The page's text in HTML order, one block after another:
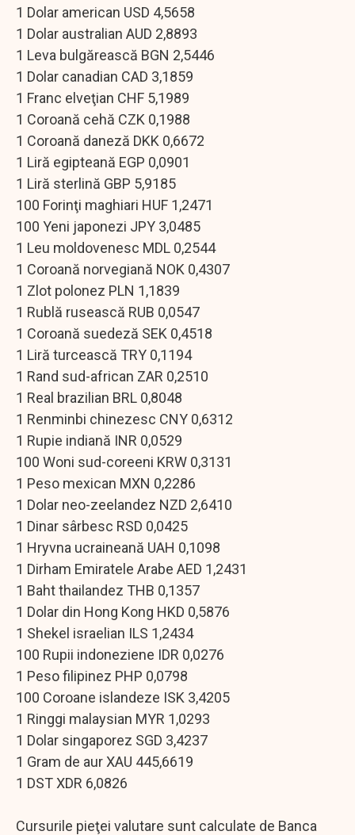
1 Dolar american USD 4,5658
1 Dolar australian AUD 2,8893
1 Leva bulgărească BGN 2,5446
1 Dolar canadian CAD 3,1859
1 Franc elveţian CHF 5,1989
1 Coroană cehă CZK 0,1988
1 Coroană daneză DKK 0,6672
1 Liră egipteană EGP 0,0901
1 Liră sterlină GBP 5,9185
100 Forinţi maghiari HUF 1,2471
100 Yeni japonezi JPY 3,0485
1 Leu moldovenesc MDL 0,2544
1 Coroană norvegiană NOK 0,4307
1 Zlot polonez PLN 1,1839
1 Rublă rusească RUB 0,0547
1 Coroană suedeză SEK 0,4518
1 Liră turcească TRY 0,1194
1 Rand sud-african ZAR 0,2510
1 Real brazilian BRL 0,8048
1 Renminbi chinezesc CNY 0,6312
1 Rupie indiană INR 0,0529
100 Woni sud-coreeni KRW 0,3131
1 Peso mexican MXN 0,2286
1 Dolar neo-zeelandez NZD 2,6410
1 Dinar sârbesc RSD 0,0425
1 Hryvna ucraineană UAH 0,1098
1 Dirham Emiratele Arabe AED 1,2431
1 Baht thailandez THB 0,1357
1 Dolar din Hong Kong HKD 0,5876
1 Shekel israelian ILS 1,2434
100 Rupii indoneziene IDR 0,0276
1 Peso filipinez PHP 0,0798
100 Coroane islandeze ISK 3,4205
1 Ringgi malaysian MYR 1,0293
1 Dolar singaporez SGD 3,4237
1 Gram de aur XAU 445,6619
1 DST XDR 6,0826
Cursurile pieţei valutare sunt calculate de Banca